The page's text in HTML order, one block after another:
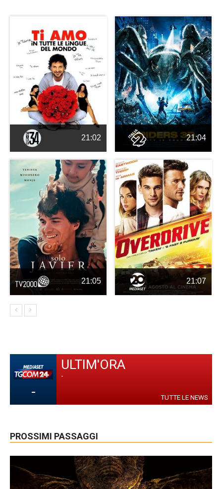
21:02 21:04
21:05 21:07
-
ULTIM'ORA
-
TUTTE LE NEWS
PROSSIMI PASSAGGI